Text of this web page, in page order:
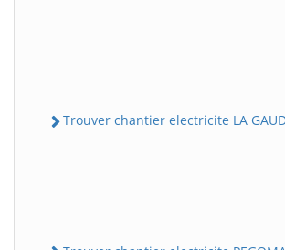
Trouver chantier electricite LA